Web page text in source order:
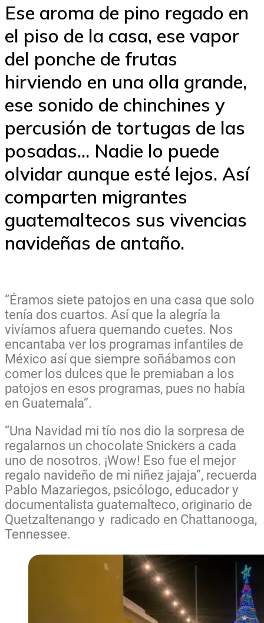
Ese aroma de pino regado en
el piso de la casa, ese vapor
del ponche de frutas
hirviendo en una olla grande,
ese sonido de chinchines y
percusión de tortugas de las
posadas... Nadie lo puede
olvidar aunque esté lejos. Así
comparten migrantes
guatemaltecos sus vivencias
navideñas de antaño.
“Éramos siete patojos en una casa que solo
tenía dos cuartos. Así que la alegría la
vivíamos afuera quemando cuetes. Nos
encantaba ver los programas infantiles de
México así que siempre soñábamos con
comer los dulces que le premiaban a los
patojos en esos programas, pues no había
en Guatemala”.
“Una Navidad mi tío nos dio la sorpresa de
regalarnos un chocolate Snickers a cada
uno de nosotros. ¡Wow! Eso fue el mejor
regalo navideño de mi niñez jajaja”, recuerda
Pablo Mazariegos, psicólogo, educador y
documentalista guatemalteco, originario de
Quetzaltenango y radicado en Chattanooga,
Tennessee.